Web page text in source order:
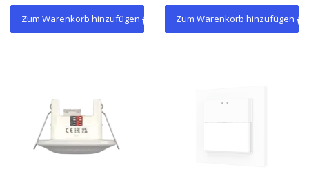
Zum Warenkorb hinzufügen Zum Warenkorb hinzufügen